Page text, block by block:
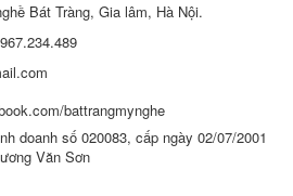
Bát Tràng, Gia lâm, Hà Nội.
battrangmynghe
doanh số 020083, cấp ngày 02/07/2001
Văn Sơn